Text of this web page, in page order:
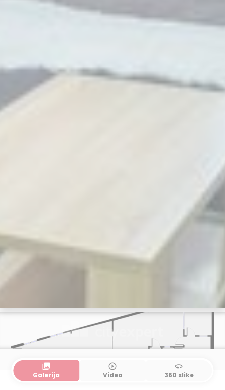
collections
Galerija
play_circle_outline
Video
360
360 slike